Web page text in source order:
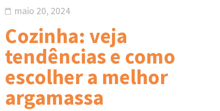
maio 20, 2024
Cozinha: veja
tendências e como
escolher a melhor
argamassa